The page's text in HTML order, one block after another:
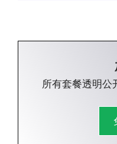
所有套餐透明公